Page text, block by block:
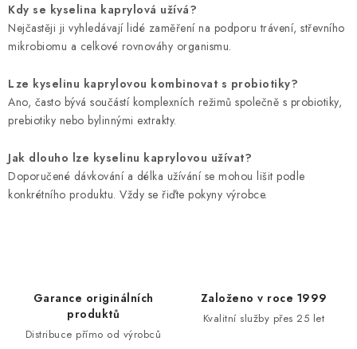
Kdy se kyselina kaprylová užívá?
Nejčastěji ji vyhledávají lidé zaměření na podporu trávení, střevního
mikrobiomu a celkové rovnováhy organismu.
Lze kyselinu kaprylovou kombinovat s probiotiky?
Ano, často bývá součástí komplexních režimů společně s probiotiky,
prebiotiky nebo bylinnými extrakty.
Jak dlouho lze kyselinu kaprylovou užívat?
Doporučené dávkování a délka užívání se mohou lišit podle
konkrétního produktu. Vždy se řiďte pokyny výrobce.
Garance originálních
produktů
Distribuce přímo od výrobců
Založeno v roce 1999
Kvalitní služby přes 25 let